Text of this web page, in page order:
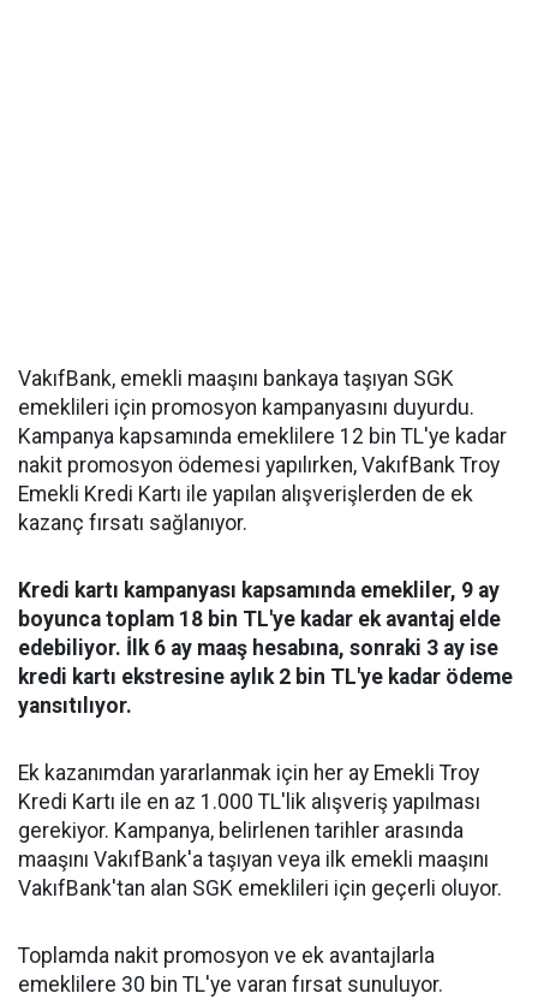
VakıfBank, emekli maaşını bankaya taşıyan SGK
emeklileri için promosyon kampanyasını duyurdu.
Kampanya kapsamında emeklilere 12 bin TL'ye kadar
nakit promosyon ödemesi yapılırken, VakıfBank Troy
Emekli Kredi Kartı ile yapılan alışverişlerden de ek
kazanç fırsatı sağlanıyor.
Kredi kartı kampanyası kapsamında emekliler, 9 ay
boyunca toplam 18 bin TL'ye kadar ek avantaj elde
edebiliyor. İlk 6 ay maaş hesabına, sonraki 3 ay ise
kredi kartı ekstresine aylık 2 bin TL'ye kadar ödeme
yansıtılıyor.
Ek kazanımdan yararlanmak için her ay Emekli Troy
Kredi Kartı ile en az 1.000 TL'lik alışveriş yapılması
gerekiyor. Kampanya, belirlenen tarihler arasında
maaşını VakıfBank'a taşıyan veya ilk emekli maaşını
VakıfBank'tan alan SGK emeklileri için geçerli oluyor.
Toplamda nakit promosyon ve ek avantajlarla
emeklilere 30 bin TL'ye varan fırsat sunuluyor.